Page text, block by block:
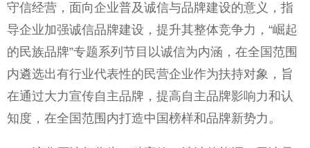
守信经营，面向企业普及诚信与品牌建设的意义，指
导企业加强诚信品牌建设，提升其整体竞争力，“崛起
的民族品牌”专题系列节目以诚信为内涵，在全国范围
内遴选出有行业代表性的民营企业作为扶持对象，旨
在通过大力宣传自主品牌，提高自主品牌影响力和认
知度，在全国范围内打造中国榜样和品牌新势力。